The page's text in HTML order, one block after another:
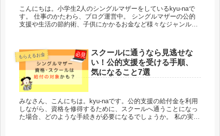
こんにちは。小学生2人のシングルマザーをしているkyu-naで
す。 仕事のかたわら、ブログ運営中。 シングルマザーの公的
支援や生活の節約術、子供にかかるお金など様々なジャンルを
もらえるお金
スクールに通うなら見逃せな
い！公的支援を受ける手順、
気になること7選
みなさん、こんにちは。kyu-naです。公的支援の給付金を利用
しながら、資格を修得するために、スクールへ通うことになっ
た場合、どのような手続きが必要になるでしょうか。 私の実体